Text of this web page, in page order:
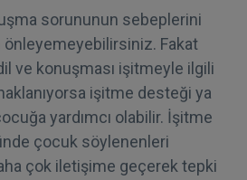
sorununun sebeplerini
önleyemeyebilirsiniz. Fakat
ve konuşması işitmeyle ilgili
işitme desteği ya
yardımcı olabilir. İşitme
çocuk söylenenleri
çok iletişime geçerek tepki